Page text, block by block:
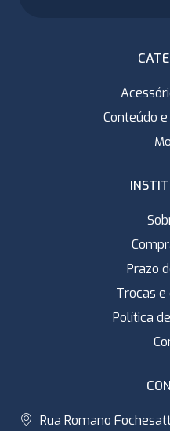
Conteúdo
Prazo
Trocas
Política
Rua Romano